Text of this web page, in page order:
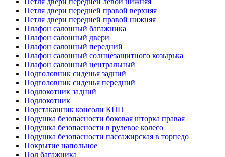
Петля двери передней правой верхняя
Петля двери передней правой нижняя
Плафон салонный багажника
Плафон салонный двери
Плафон салонный передний
Плафон салонный солнцезащитного козырька
Плафон салонный центральный
Подголовник сиденья задний
Подголовник сиденья передний
Подлокотник задний
Подлокотник
Подстаканник консоли КПП
Подушка безопасности боковая шторка правая
Подушка безопасности в рулевое колесо
Подушка безопасности пассажирская в торпедо
Покрытие напольное
Пол багажника